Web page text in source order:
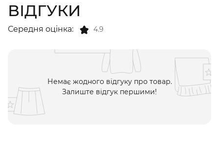
ВІДГУКИ
Середня оцінка: 4.9
Немає жодного відгуку про товар.
Залиште відгук першими!